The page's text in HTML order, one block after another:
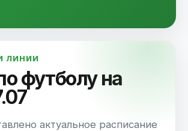
ЛИНИИ
футболу на
актуальное расписание